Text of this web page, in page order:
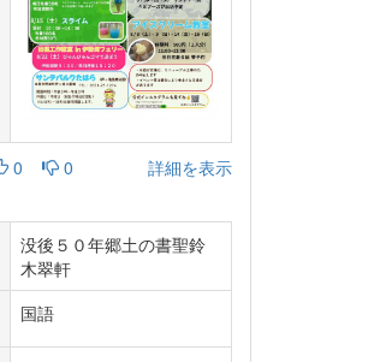
0 0 詳細を表示
没後５０年郷土の書聖鈴
木翠軒
国語